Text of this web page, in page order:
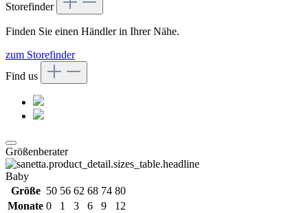
Storefinder
Finden Sie einen Händler in Ihrer Nähe.
zum Storefinder
Find us
Größenberater
Baby
Größe 50 56 62 68 74 80
Monate 0 1 3 6 9
12